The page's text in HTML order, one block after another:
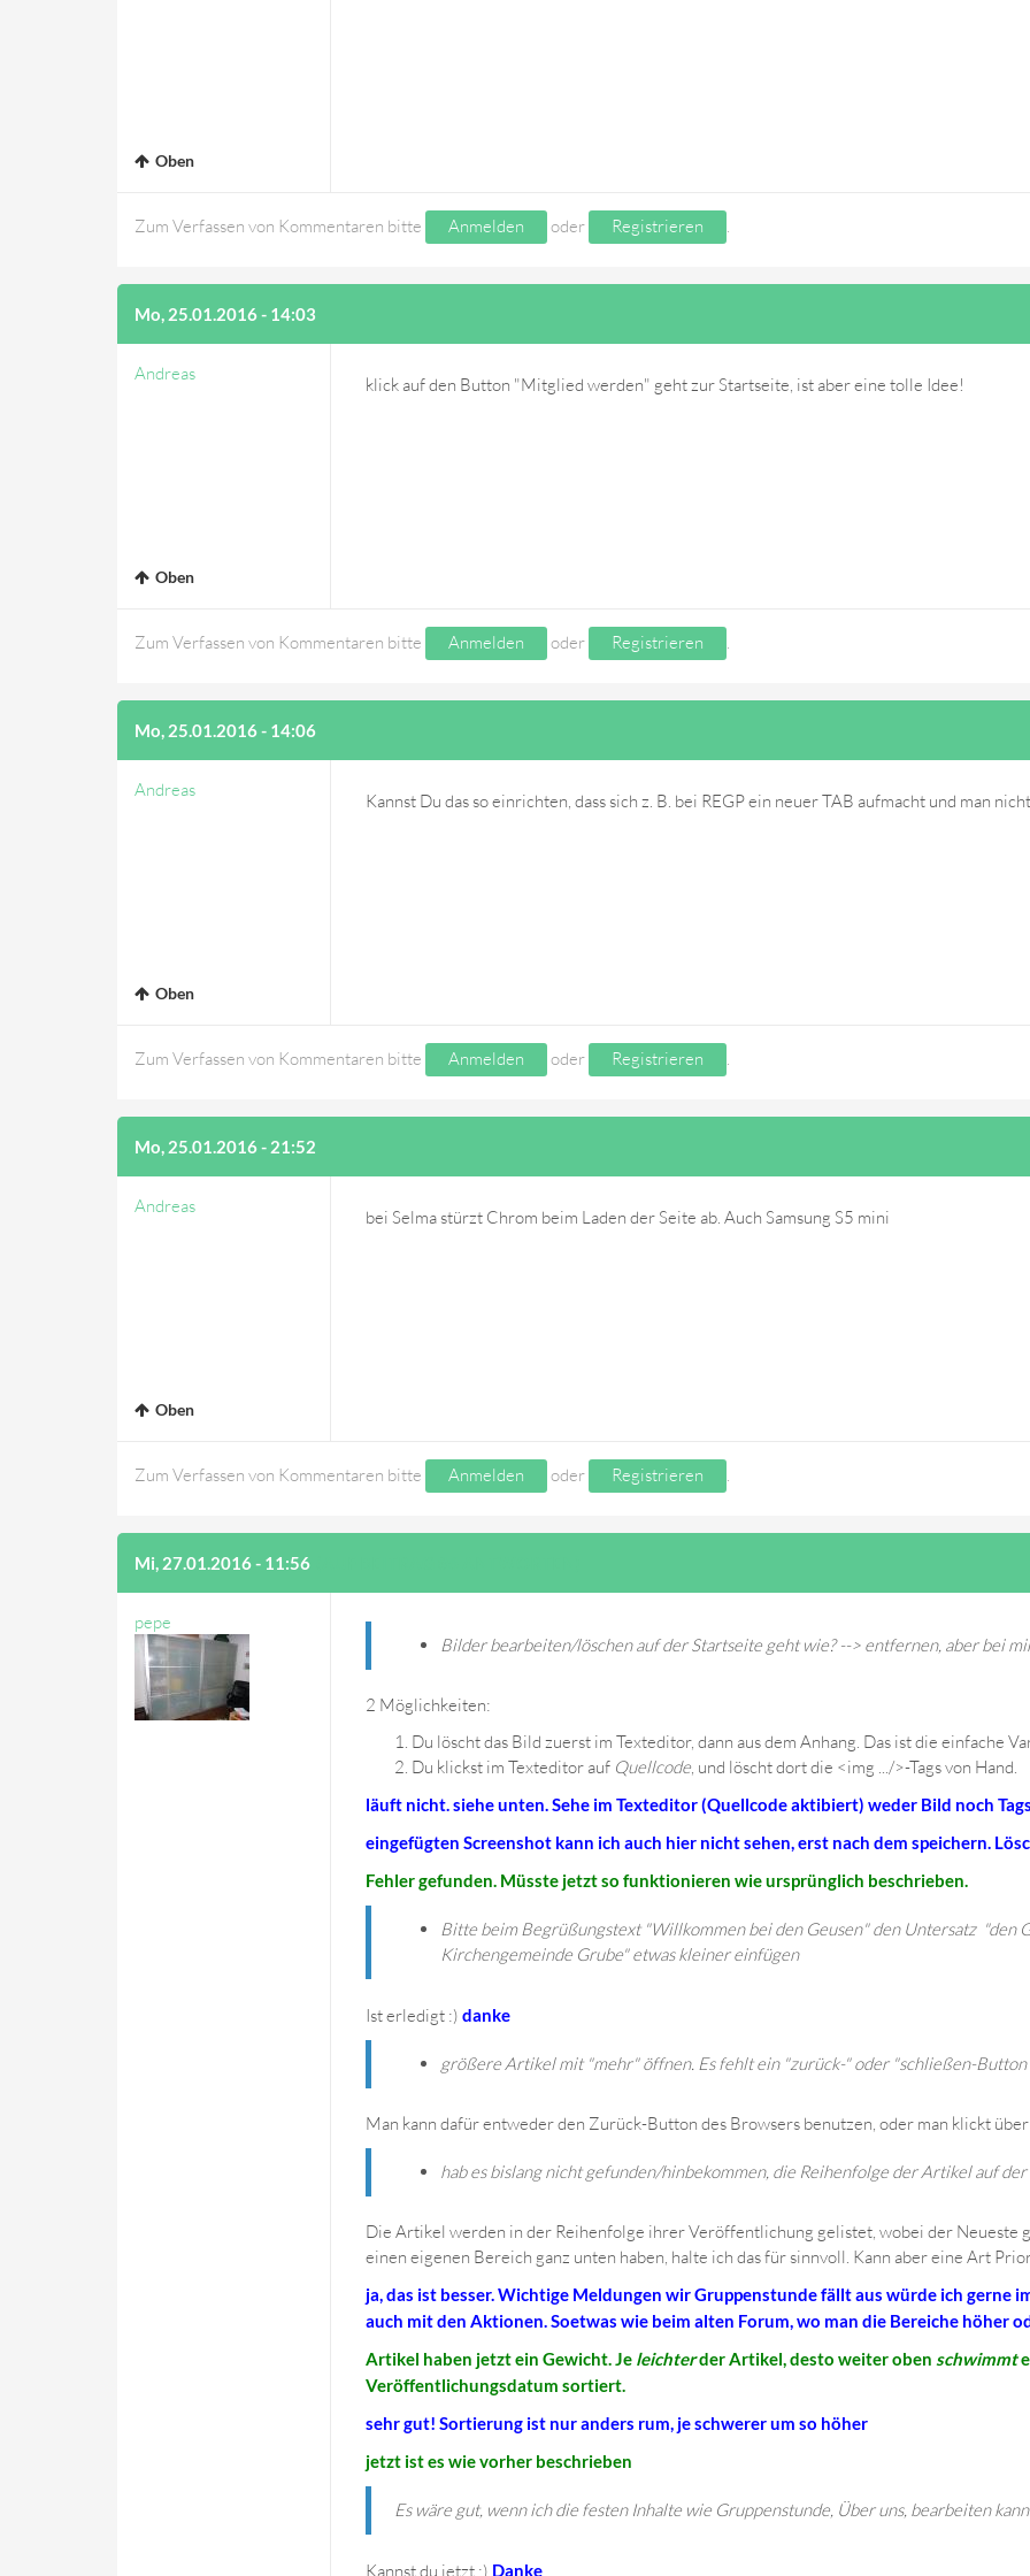
Oben
Zum Verfassen von Kommentaren bitte Anmelden oder Registrieren .
Mo, 25.01.2016 - 14:03
Andreas
klick auf den Button "Mitglied werden" geht zur Startseite, ist aber eine tolle Idee!
Oben
Zum Verfassen von Kommentaren bitte Anmelden oder Registrieren .
Mo, 25.01.2016 - 14:06
Andreas
Kannst Du das so einrichten, dass sich z. B. bei REGP ein neuer TAB aufmacht und man
Oben
Zum Verfassen von Kommentaren bitte Anmelden oder Registrieren .
Mo, 25.01.2016 - 21:52
Andreas
bei Selma stürzt Chrom beim Laden der Seite ab. Auch Samsung S5 mini
Oben
Zum Verfassen von Kommentaren bitte Anmelden oder Registrieren .
Mi, 27.01.2016 - 11:56
pepe
Bilder bearbeiten/löschen auf der Startseite geht wie? --> entfernen, aber bei
2 Möglichkeiten:
Du löscht das Bild zuerst im Texteditor, dann aus dem Anhang. Das ist die einfache
Du klickst im Texteditor auf Quellcode, und löscht dort die <img .../>-Tags von Hand.
läuft nicht. siehe unten. Sehe im Texteditor (Quellcode aktibiert) weder Bild noch
eingefügten Screenshot kann ich auch hier nicht sehen, erst nach dem speichern.
Fehler gefunden. Müsste jetzt so funktionieren wie ursprünglich beschrieben.
Bitte beim Begrüßungstext "Willkommen bei den Geusen" den Untersatz "den
Kirchengemeinde Grube" etwas kleiner einfügen
Ist erledigt :) danke
größere Artikel mit "mehr" öffnen. Es fehlt ein "zurück-" oder "schließen-
Man kann dafür entweder den Zurück-Button des Browsers benutzen, oder man klickt
hab es bislang nicht gefunden/hinbekommen, die Reihenfolge der Artikel auf
Die Artikel werden in der Reihenfolge ihrer Veröffentlichung gelistet, wobei der Neueste
einen eigenen Bereich ganz unten haben, halte ich das für sinnvoll. Kann aber eine Art
ja, das ist besser. Wichtige Meldungen wir Gruppenstunde fällt aus würde ich gerne
auch mit den Aktionen. Soetwas wie beim alten Forum, wo man die Bereiche höher
Artikel haben jetzt ein Gewicht. Je leichterder Artikel, desto weiter oben schwimmt
Veröffentlichungsdatum sortiert.
sehr gut! Sortierung ist nur anders rum, je schwerer um so höher
jetzt ist es wie vorher beschrieben
Es wäre gut, wenn ich die festen Inhalte wie Gruppenstunde, Über uns, bearbeiten kann
Kannst du jetzt :) Danke